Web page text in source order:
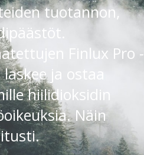
tuotannon,
Finlux Pro -
ja ostaa
hiilidioksidin
Näin